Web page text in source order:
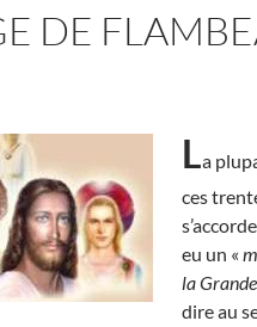
DE
La
ces
eu un «
la
dire au